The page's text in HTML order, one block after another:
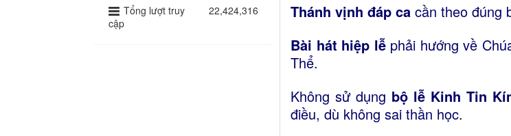
Thánh vịnh đáp ca cần theo đúng
Bài hát hiệp lễphải hướng về
Thể.
Không sử dụng bộ lễ Kinh Tin
điều, dù không sai thần học.
Tổng lượt truy
cập
22,424,316